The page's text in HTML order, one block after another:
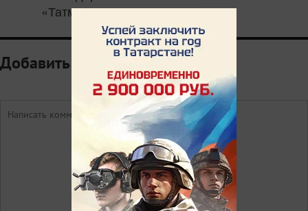
«Татмедиа».
Добавить комментарий